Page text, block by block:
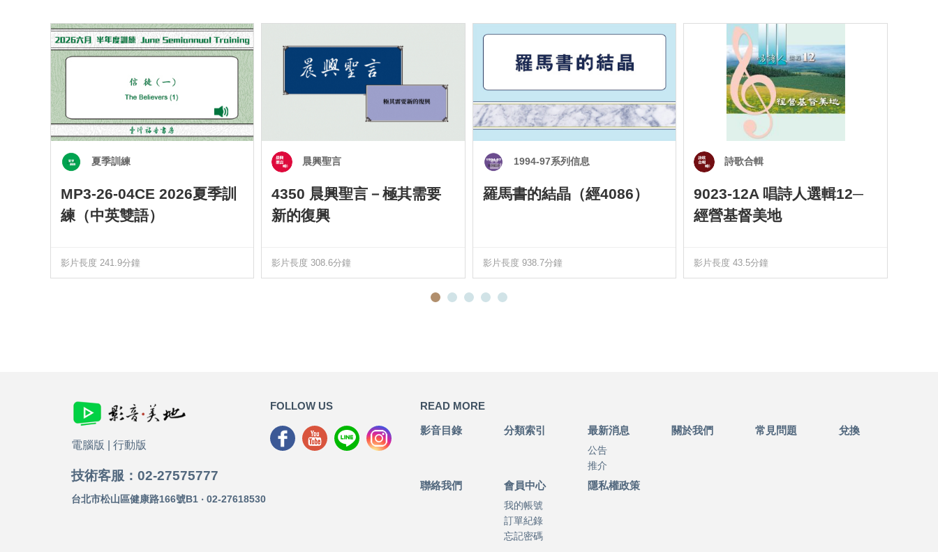
夏季訓練
MP3-26-04CE 2026夏季訓
練（中英雙語）
影片長度 241.9分鐘
晨興聖言
4350 晨興聖言－極其需要
新的復興
影片長度 308.6分鐘
1994-97系列信息
羅馬書的結晶（經4086）
影片長度 938.7分鐘
詩歌合輯
9023-12A 唱詩人選輯12─
經營基督美地
影片長度 43.5分鐘
FOLLOW US READ MORE
影音目錄 分類索引 最新消息
公告
推介
關於我們 常見問題 兌換
聯絡我們 會員中心
我的帳號
訂單紀錄
忘記密碼
隱私權政策
電腦版 行動版
技術客服：02-27575777
台北市松山區健康路166號B1 ‧ 02-27618530